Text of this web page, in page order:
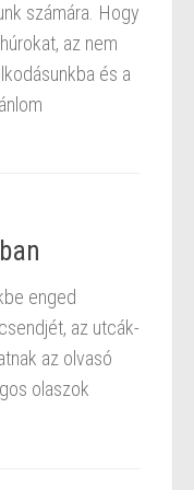
számára. Hogy
az nem
és a
enged
az utcák-
az olvasó
olaszok